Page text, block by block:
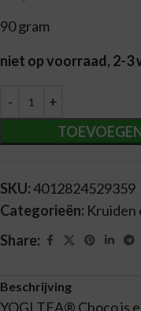
90 gram
niet op voorraad, 2-3
Alternative:
SKU: 4012824529359
Categorieën: Kruiden
Share:
Beschrijving
YOGI TEA® Choco is